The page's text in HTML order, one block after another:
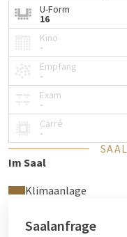
Brainstorming-Sessions
und
Wie unsere anderen
moderner Technik
professionelle
Mit dem Torres-Raum
und können Ihnen so
maßgeschneiderte
U-Form
16
Kino
-
Empfang
-
Exam
-
Carré
-
Im Saal
Klimaanlage
Saalanfrage